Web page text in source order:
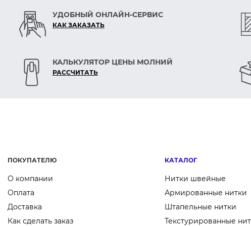
УДОБНЫЙ ОНЛАЙН-СЕРВИС
КАК ЗАКАЗАТЬ
КАЛЬКУЛЯТОР ЦЕНЫ МОЛНИЙ
РАСCЧИТАТЬ
ПОКУПАТЕЛЮ
О компании
Оплата
Доставка
Как сделать заказ
КАТАЛОГ
Нитки швейные
Армированные нитки
Штапельные нитки
Текстурированные